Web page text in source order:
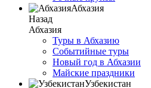
Абхазия
Назад
Абхазия
Туры в Абхазию
Событийные туры
Новый год в Абхазии
Майские праздники
Узбекистан